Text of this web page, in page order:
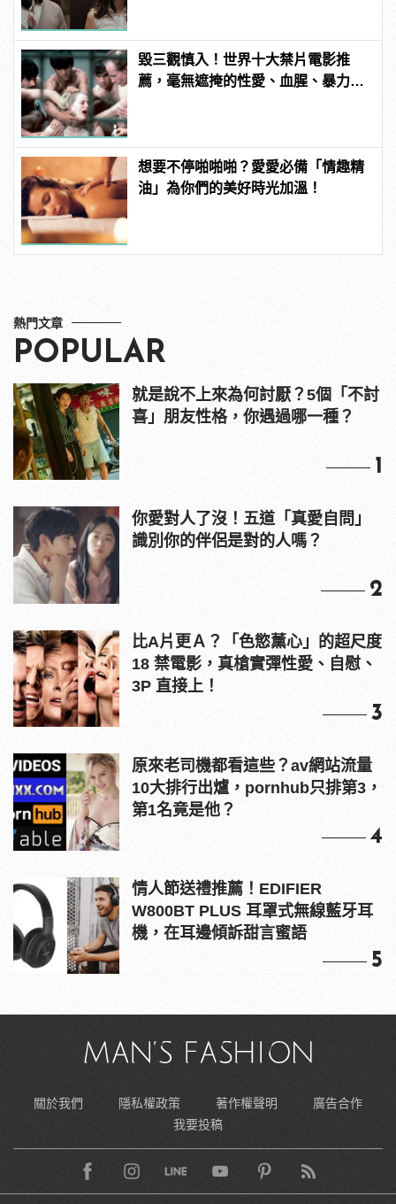
毀三觀慎入！世界十大禁片電影推
薦，毫無遮掩的性愛、血腥、暴力、
想要不停啪啪啪？愛愛必備「情趣精
油」為你們的美好時光加溫！
熱門文章
POPULAR
就是說不上來為何討厭？5個「不討
喜」朋友性格，你遇過哪一種？
1
你愛對人了沒！五道「真愛自問」
識別你的伴侶是對的人嗎？
2
比A片更Ａ？「色慾薰心」的超尺度
18 禁電影，真槍實彈性愛、自慰、
3P 直接上！
3
原來老司機都看這些？av網站流量
10大排行出爐，pornhub只排第3，
第1名竟是他？
4
情人節送禮推薦！EDIFIER
W800BT PLUS 耳罩式無線藍牙耳
機，在耳邊傾訴甜言蜜語
5
關於我們 隱私權政策 著作權聲明
廣告合作
我要投稿